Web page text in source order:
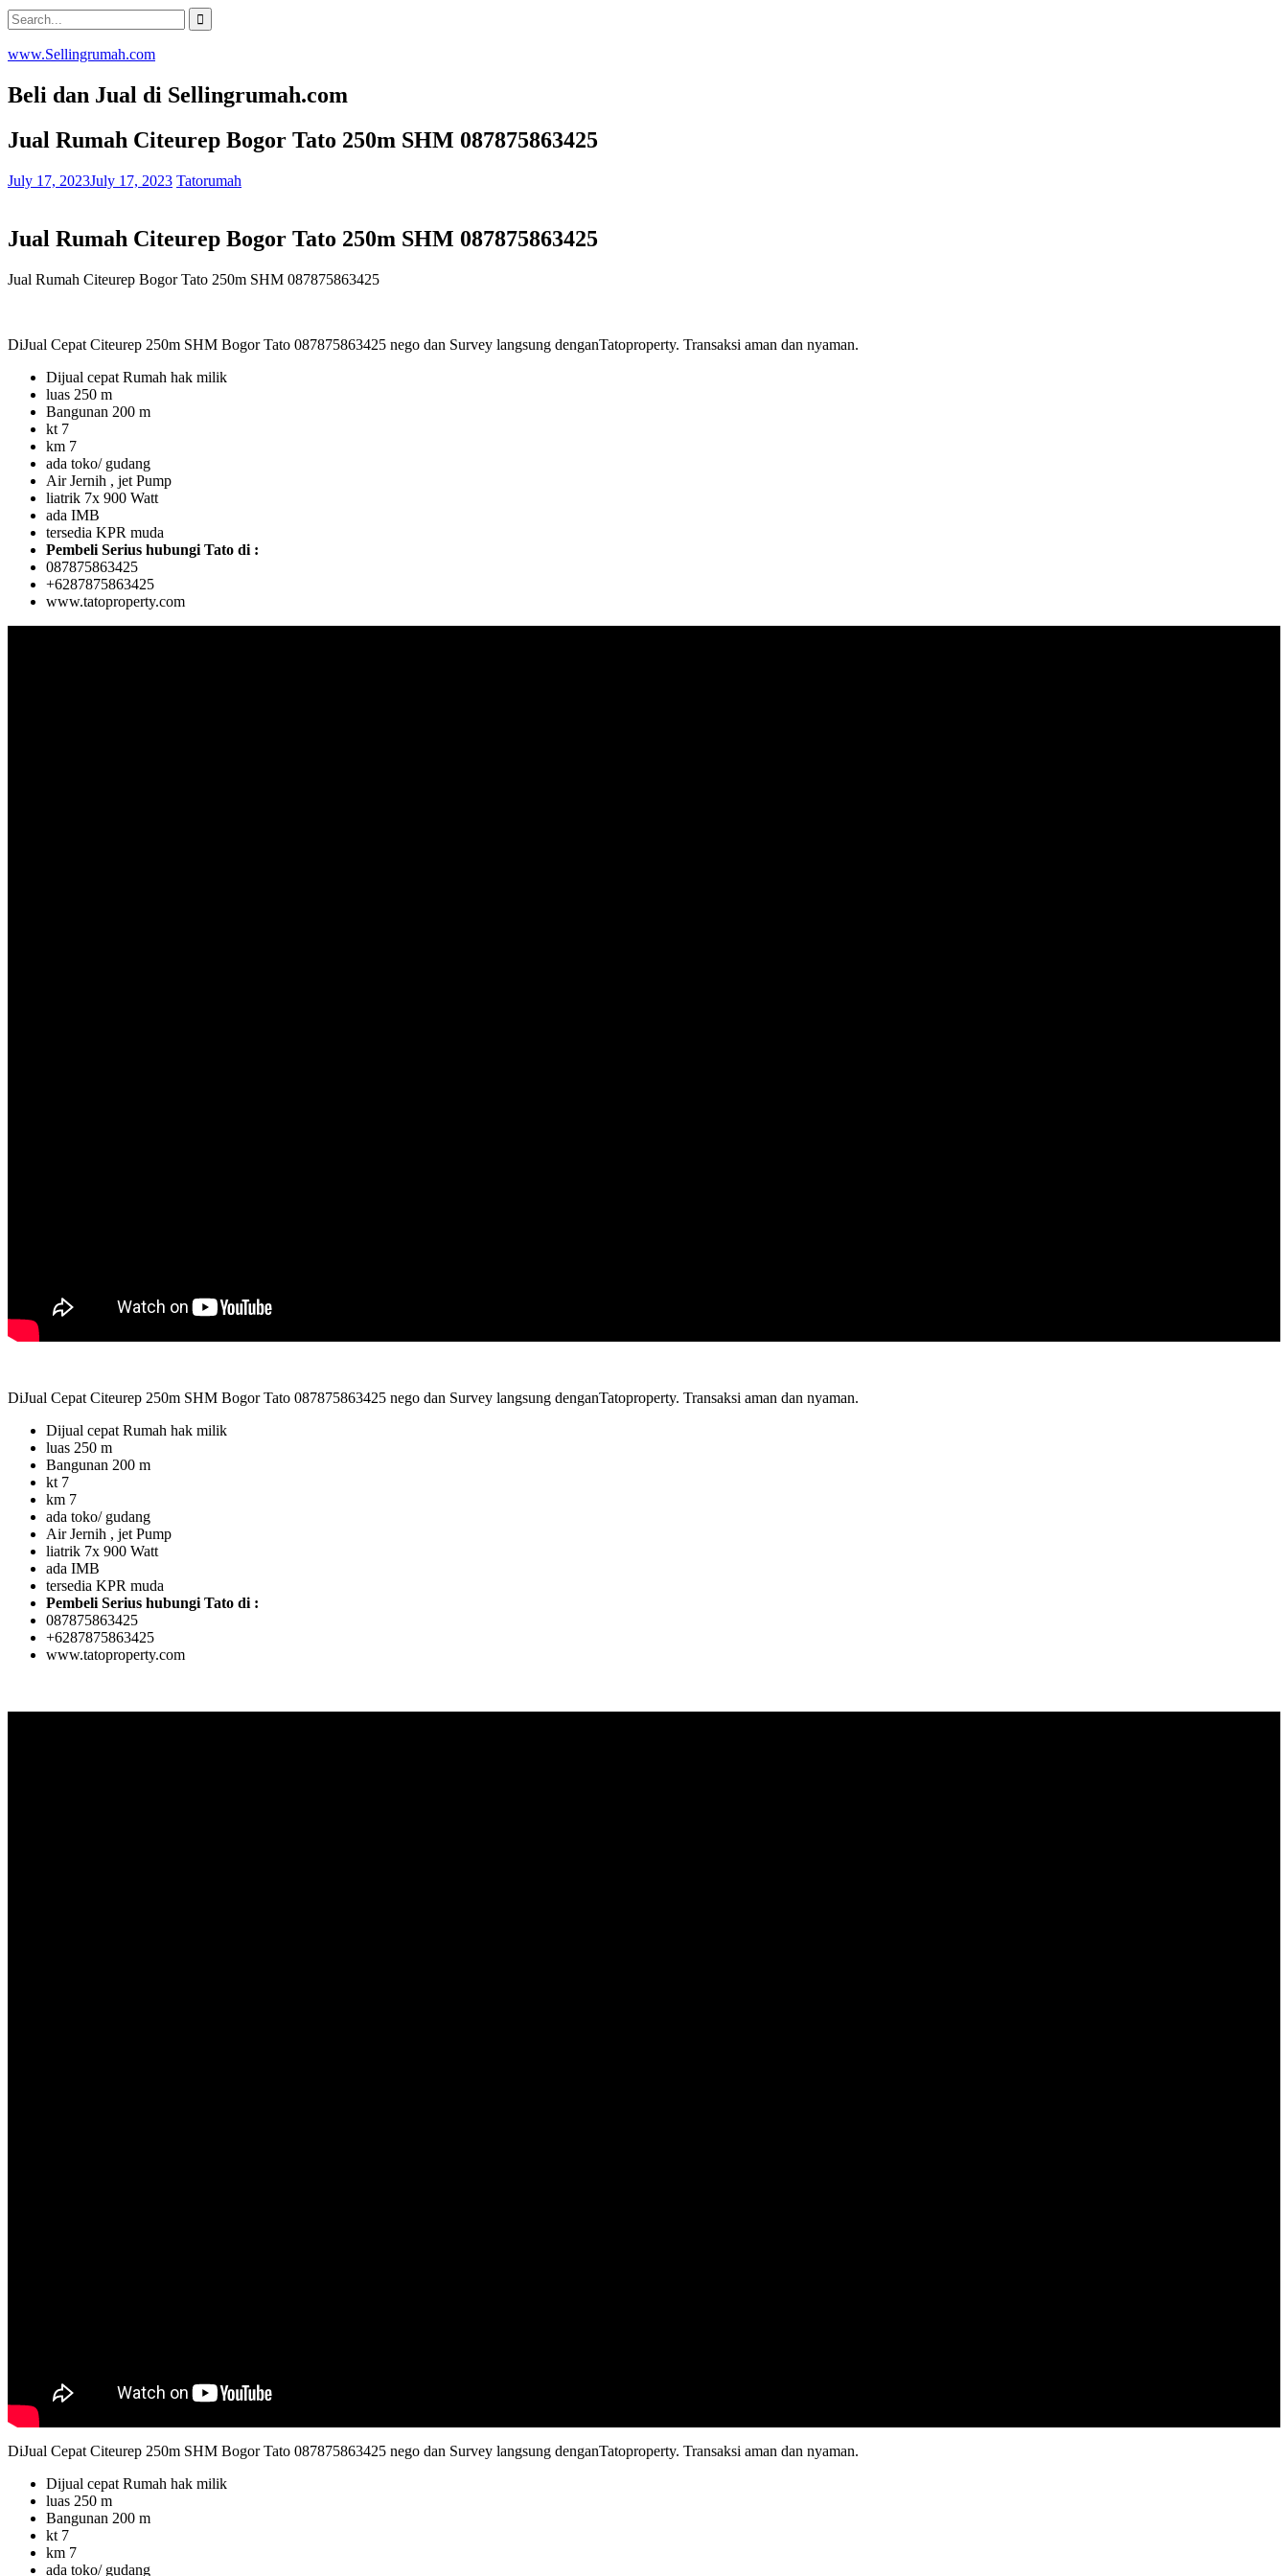
Skip
to
content
Search
for:
www.Sellingrumah.com
Beli dan Jual di Sellingrumah.com
Jual Rumah Citeurep Bogor Tato 250m SHM 087875863425
July 17, 2023July 17, 2023 Tatorumah
Jual Rumah Citeurep Bogor Tato 250m SHM 087875863425
Jual Rumah Citeurep Bogor Tato 250m SHM 087875863425
DiJual Cepat Citeurep 250m SHM Bogor Tato 087875863425 nego dan Survey langsung denganTatoproperty. Transaksi aman dan nyaman.
Dijual cepat Rumah hak milik
luas 250 m
Bangunan 200 m
kt 7
km 7
ada toko/ gudang
Air Jernih , jet Pump
liatrik 7x 900 Watt
ada IMB
tersedia KPR muda
Pembeli Serius hubungi Tato di :
087875863425
+6287875863425
www.tatoproperty.com
DiJual Cepat Citeurep 250m SHM Bogor Tato 087875863425 nego dan Survey langsung denganTatoproperty. Transaksi aman dan nyaman.
Dijual cepat Rumah hak milik
luas 250 m
Bangunan 200 m
kt 7
km 7
ada toko/ gudang
Air Jernih , jet Pump
liatrik 7x 900 Watt
ada IMB
tersedia KPR muda
Pembeli Serius hubungi Tato di :
087875863425
+6287875863425
www.tatoproperty.com
DiJual Cepat Citeurep 250m SHM Bogor Tato 087875863425 nego dan Survey langsung denganTatoproperty. Transaksi aman dan nyaman.
Dijual cepat Rumah hak milik
luas 250 m
Bangunan 200 m
kt 7
km 7
ada toko/ gudang